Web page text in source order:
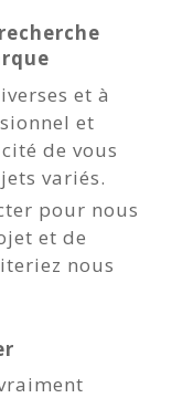
et à
et
de vous
variés.
pour nous
et de
nous